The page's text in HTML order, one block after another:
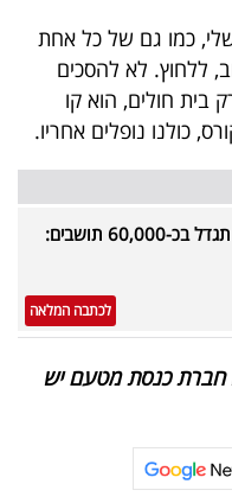
כמו גם של כל אחת
ללחוץ. לא להסכים
בית חולים, הוא קו
כולנו נופלים אחריו.
העיר שסבלה ב-7.10 תגדל בכ-60,000 תושבים:
לכתבה המלאה
חברת כנסת מטעם יש